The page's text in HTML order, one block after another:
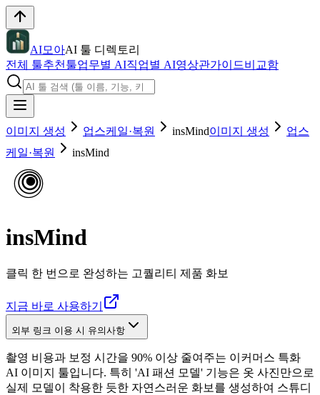
AI모아AI 툴 디렉토리
전체 툴추천툴업무별 AI직업별 AI영상관가이드비교함
이미지 생성 업스케일·복원 insMind이미지 생성
업스
케일·복원
insMind
insMind
클릭 한 번으로 완성하는 고퀄리티 제품 화보
지금 바로 사용하기
외부 링크 이용 시 유의사항
촬영 비용과 보정 시간을 90% 이상 줄여주는 이커머스 특화
AI 이미지 툴입니다. 특히 'AI 패션 모델' 기능은 옷 사진만으로
실제 모델이 착용한 듯한 자연스러운 화보를 생성하여 스튜디